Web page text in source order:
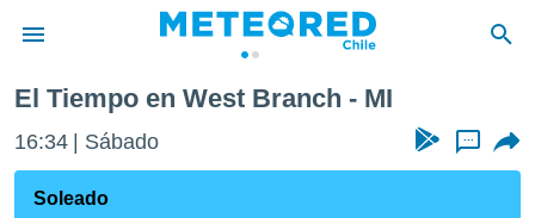
de
por
El Tiempo en West Branch - MI
16:34 Sábado ...
Soleado